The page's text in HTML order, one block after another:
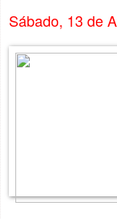
Sábado, 13 de